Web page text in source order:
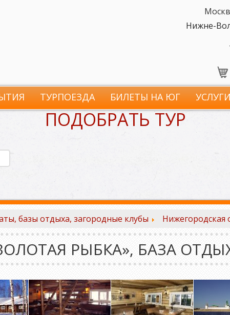
Нижне-
ТУРПОЕЗДА БИЛЕТЫ НА ЮГ
ПОДОБРАТЬ ТУР
базы отдыха, загородные клубы Нижегородская
РЫБКА», БАЗА